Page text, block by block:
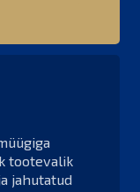
tootevalik
jahutatud